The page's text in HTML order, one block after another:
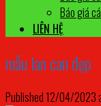
Báo giá
LIÊN HỆ
mẫu lan can đẹp
Published12/04/2023